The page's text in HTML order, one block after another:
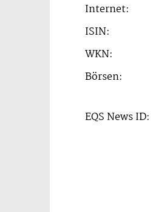
Internet:
ISIN:
WKN:
Börsen:
EQS News ID: